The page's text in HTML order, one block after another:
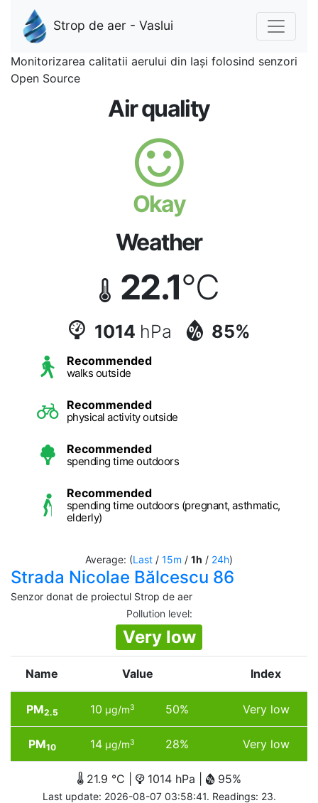
Strop de aer - Vaslui
Monitorizarea calitatii aerului din Iași folosind senzori
Open Source
Air quality
Okay
Weather
22.1°C
1014 hPa 85%
Recommended
walks outside
Recommended
physical activity outside
Recommended
spending time outdoors
Recommended
spending time outdoors (pregnant, asthmatic,
elderly)
Average: (Last / 15m / 1h / 24h)
Strada Nicolae Bălcescu 86
Senzor donat de proiectul Strop de aer
Pollution level:
Very low
Name Value Index
PM2.5 10 µg/m3 50% Very low
PM10 14µg/m3 28% Very low
21.9 °C | 1014 hPa | 95%
Last update: 2026-08-07 03:58:41. Readings: 23.